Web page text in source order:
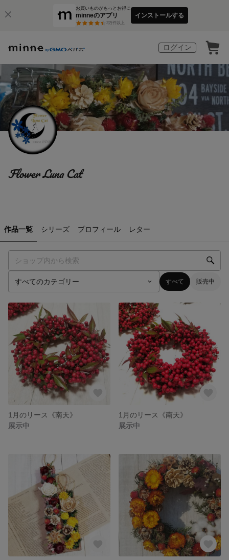
お買いものがもっとお得に
minneのアプリ
3万件以上
インストールする
ログイン
Flower Luna Cat
作品一覧 シリーズ プロフィール レター
すべて 販売中
1月のリース《南天》
展示中
1月のリース《南天》
展示中